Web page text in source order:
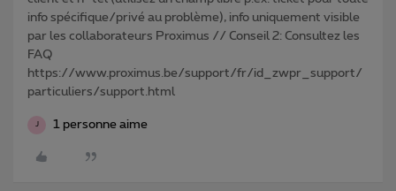
info spécifique/privé au problème), info uniquement visible
par les collaborateurs Proximus // Conseil 2: Consultez les
FAQ
https://www.proximus.be/support/fr/id_zwpr_support/
particuliers/support.html
J 1 personne aime